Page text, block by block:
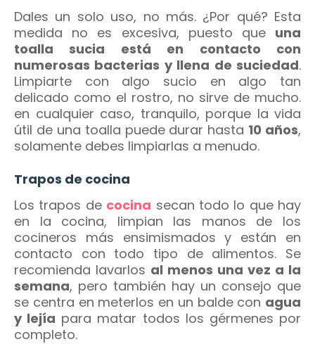
Dales un solo uso, no más. ¿Por qué? Esta
medida no es excesiva, puesto que una
toalla sucia está en contacto con
numerosas bacterias y llena de suciedad.
Limpiarte con algo sucio en algo tan
delicado como el rostro, no sirve de mucho.
en cualquier caso, tranquilo, porque la vida
útil de una toalla puede durar hasta 10 años,
solamente debes limpiarlas a menudo.
Trapos de cocina
Los trapos de cocina secan todo lo que hay
en la cocina, limpian las manos de los
cocineros más ensimismados y están en
contacto con todo tipo de alimentos. Se
recomienda lavarlos al menos una vez a la
semana, pero también hay un consejo que
se centra en meterlos en un balde con agua
y lejía para matar todos los gérmenes por
completo.